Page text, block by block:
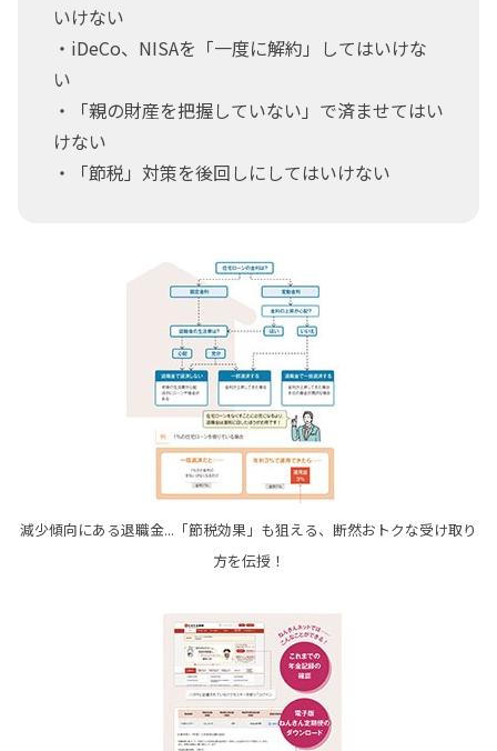
いけない
・iDeCo、NISAを「一度に解約」してはいけな
い
・「親の財産を把握していない」で済ませてはい
けない
・「節税」対策を後回しにしてはいけない
減少傾向にある退職金...「節税効果」も狙える、断然おトクな受け取り
方を伝授！